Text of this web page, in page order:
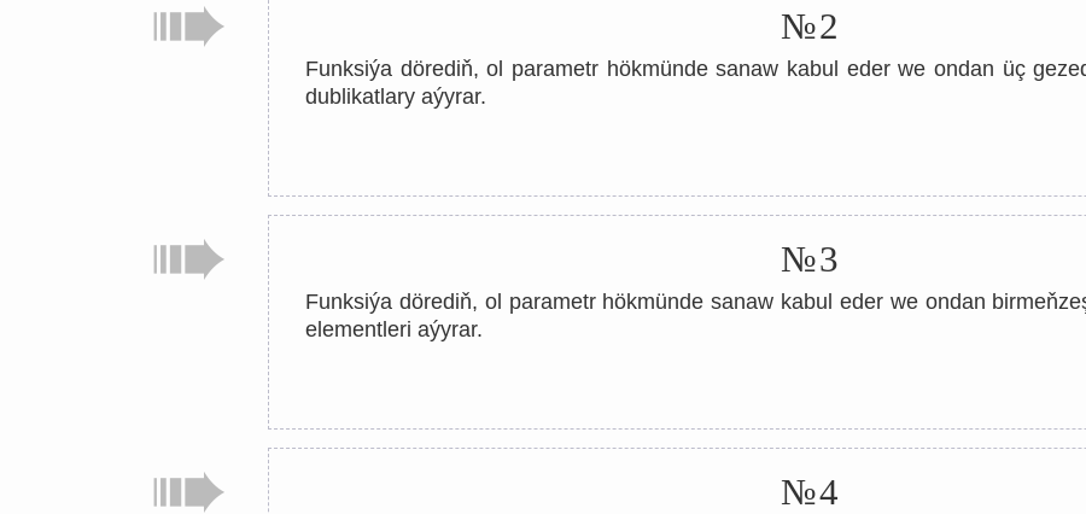
№2
Funksiýa dörediň, ol parametr hökmünde sanaw kabul eder we ondan üç
dublikatlary aýyrar.
№3
Funksiýa dörediň, ol parametr hökmünde sanaw kabul eder we ondan
elementleri aýyrar.
№4